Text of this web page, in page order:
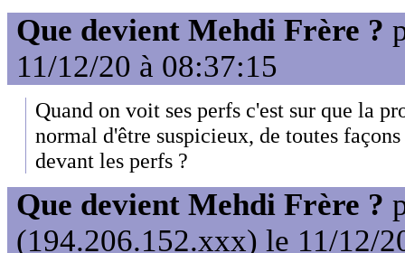
Que devient Mehdi Frère ?
11/12/20 à 08:37:15
Quand on voit ses perfs c'est sur que la
normal d'être suspicieux, de toutes
devant les perfs ?
Que devient Mehdi Frère ?
(194.206.152.xxx) le 11/12/